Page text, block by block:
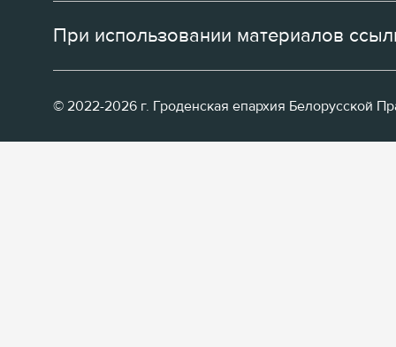
При использовании материалов
© 2022-2026 г. Гроденская епархия Белорусской